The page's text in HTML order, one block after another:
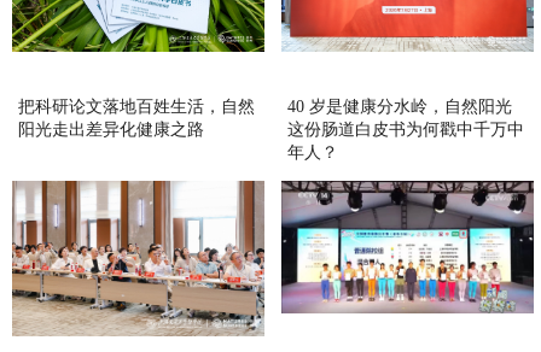
把科研论文落地百姓生活，自然
阳光走出差异化健康之路
40 岁是健康分水岭，自然阳光
这份肠道白皮书为何戳中千万中
年人？